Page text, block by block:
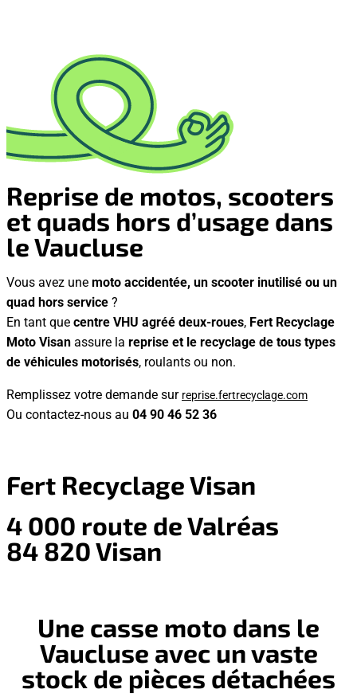
Reprise de motos, scooters
et quads hors d’usage dans
le Vaucluse
Vous avez unemoto accidentée, un scooter inutilisé ou un
quad hors service?
En tant quecentre VHU agréé deux-roues, Fert Recyclage
Moto Visanassure la reprise et le recyclage de tous types
de véhicules motorisés, roulants ou non.
Remplissez votre demande sur reprise.fertrecyclage.com
Ou contactez-nous au 04 90 46 52 36
Fert Recyclage Visan
4 000 route de Valréas
84 820 Visan
Une casse moto dans le
Vaucluse avec un vaste
stock de pièces détachées